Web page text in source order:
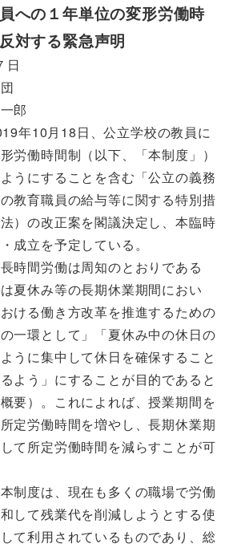
への１年単位の変形労働時
対する緊急声明
日
郎
年10月18日、公立学校の教員に
労働時間制（以下、「本制度」）
うにすることを含む「公立の義務
教育職員の給与等に関する特別措
）の改正案を閣議決定し、本臨時
成立を予定している。
時間労働は周知のとおりである
夏休み等の長期休業期間におい
ける働き方改革を推進するための
一環として」「夏休み中の休日の
うに集中して休日を確保すること
よう」にすることが目的であると
要）。これによれば、授業期間を
定労働時間を増やし、長期休業期
て所定労働時間を減らすことが可
制度は、現在も多くの職場で労働
して残業代を削減しようとする使
て利用されているものであり、総